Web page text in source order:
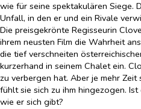
wie für seine spektakulären Siege.
Unfall, in den er und ein Rivale
Die preisgekrönte Regisseurin
ihrem neusten Film die Wahrheit
die tief verschneiten
kurzerhand in seinem Chalet ein.
zu verbergen hat. Aber je mehr
fühlt sie sich zu ihm hingezogen.
wie er sich gibt?